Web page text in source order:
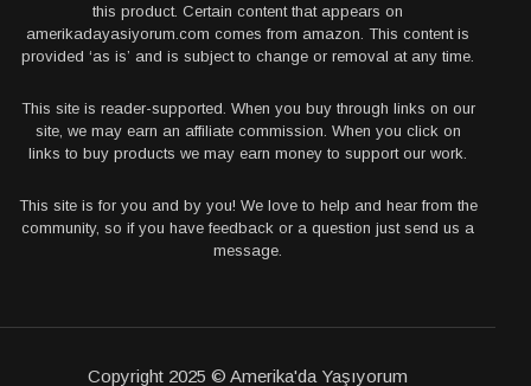
this product. Certain content that appears on
amerikadayasiyorum.com comes from amazon. This content is
provided ‘as is’ and is subject to change or removal at any time.
This site is reader-supported. When you buy through links on our
site, we may earn an affiliate commission. When you click on
links to buy products we may earn money to support our work.
This site is for you and by you! We love to help and hear from the
community, so if you have feedback or a question just send us a
message.
Copyright 2025 © Amerika'da Yaşıyorum